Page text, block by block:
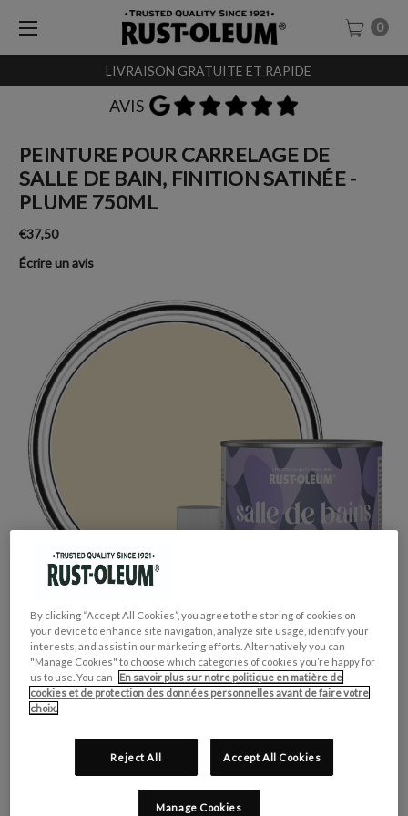
LIVRAISON GRATUITE ET RAPIDE
0
AVIS
PEINTURE POUR CARRELAGE DE
SALLE DE BAIN, FINITION SATINÉE -
PLUME 750ML
€37,50
Écrire un avis
COLLECTION DE COULEUR: Neutres
By clicking “Accept All Cookies”, you agree to the storing of cookies on
your device to enhance site navigation, analyze site usage, identify your
interests, and assist in our marketing efforts. Alternatively you can
"Manage Cookies" to choose which categories of cookies you’re happy for
us to use. You can
En savoir plus sur notre politique en matière de
cookies et de protection des données personnelles avant de faire votre
choix.
Reject All Accept All Cookies
Manage Cookies